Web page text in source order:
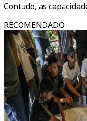
Contudo, as
RECOMENDADO